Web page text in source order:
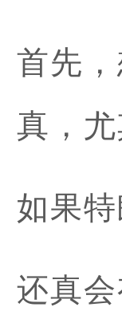
首先
真，
如果
还真